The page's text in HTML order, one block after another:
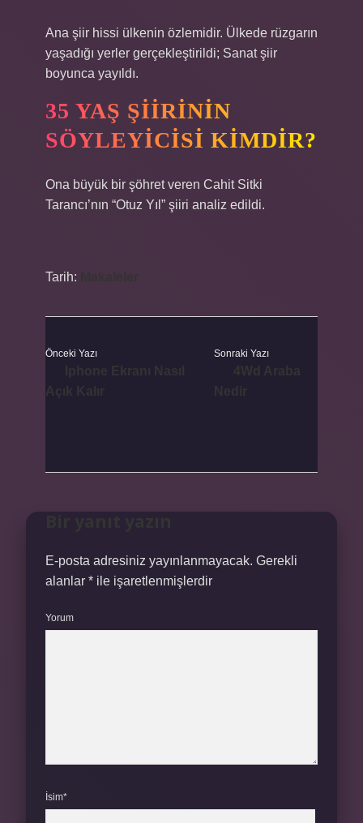
Ana şiir hissi ülkenin özlemidir. Ülkede rüzgarın
yaşadığı yerler gerçekleştirildi; Sanat şiir
boyunca yayıldı.
35 YAŞ ŞIIRININ
SÖYLEYICISI KIMDIR?
Ona büyük bir şöhret veren Cahit Sitki
Tarancı’nın “Otuz Yıl” şiiri analiz edildi.
Tarih:
Önceki Yazı Sonraki Yazı
E-posta adresiniz yayınlanmayacak. Gerekli
alanlar * ile işaretlenmişlerdir
Yorum
İsim*